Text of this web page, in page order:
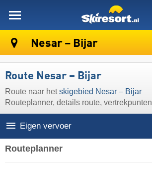
Nesar – Bijar
Route Nesar – Bijar
Route naar hetskigebied Nesar – Bijar
Routeplanner, details route, vertrekpunten
Eigen vervoer
Routeplanner